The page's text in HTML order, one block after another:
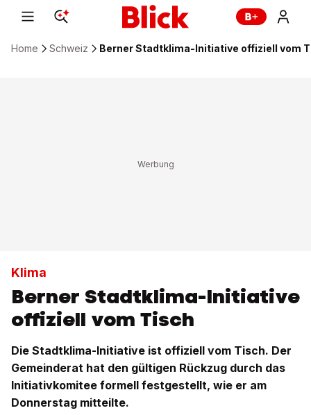
Home Schweiz Berner Stadtklima-Initiative offiziell vom
Klima
Berner Stadtklima-Initiative
offiziell vom Tisch
Die Stadtklima-Initiative ist offiziell vom Tisch. Der
Gemeinderat hat den gültigen Rückzug durch das
Initiativkomitee formell festgestellt, wie er am
Donnerstag mitteilte.